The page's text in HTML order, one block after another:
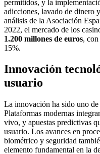
permitidos, y la
adicciones, lavado de dinero
análisis de la Asociación
2022, el mercado de los
1.200 millones de euros,
15%.
Innovación
usuario
La innovación ha sido uno
Plataformas modernas
vivo, y apuestas predictivas
usuario. Los avances en
biométrico y seguridad
elemento fundamental en la